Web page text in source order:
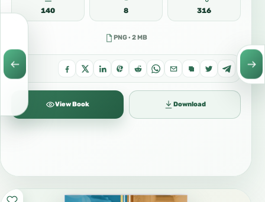
140 8 316
PNG · 2 MB
View Book Download